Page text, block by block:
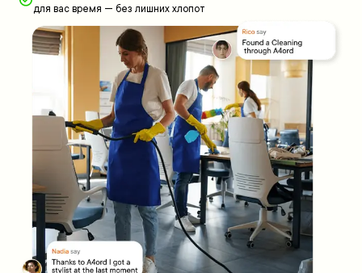
для вас время — без лишних хлопот